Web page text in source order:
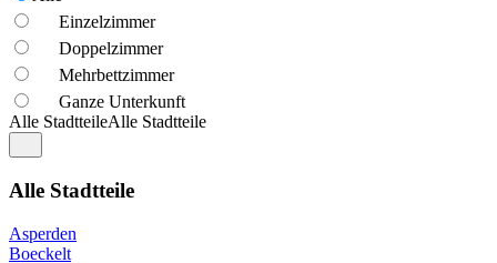
Einzelzimmer
Doppelzimmer
Mehrbettzimmer
Ganze Unterkunft
Alle StadtteileAlle Stadtteile
Alle Stadtteile
Asperden
Boeckelt